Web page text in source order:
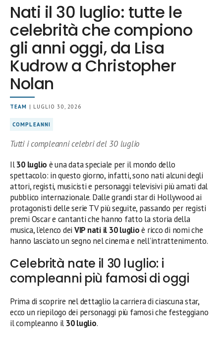
Nati il 30 luglio: tutte le
celebrità che compiono
gli anni oggi, da Lisa
Kudrow a Christopher
Nolan
TEAM | LUGLIO 30, 2026
COMPLEANNI
Tutti i compleanni celebri del 30 luglio
Il30 luglio è una data speciale per il mondo dello
spettacolo: in questo giorno, infatti, sono nati alcuni degli
attori, registi, musicisti e personaggi televisivi più amati dal
pubblico internazionale. Dalle grandi star di Hollywood ai
protagonisti delle serie TV più seguite, passando per registi
premi Oscar e cantanti che hanno fatto la storia della
musica, l’elenco dei VIP nati il 30 luglioè ricco di nomi che
hanno lasciato un segno nel cinema e nell’intrattenimento.
Celebrità nate il 30 luglio: i
compleanni più famosi di oggi
Prima di scoprire nel dettaglio la carriera di ciascuna star,
ecco un riepilogo dei personaggi più famosi che festeggiano
il compleanno il 30 luglio.